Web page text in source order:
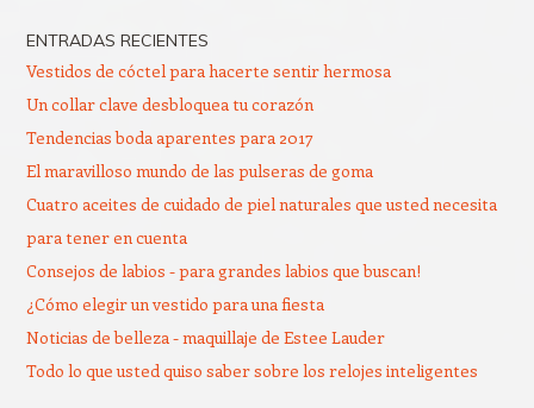
ENTRADAS RECIENTES
Vestidos de cóctel para hacerte sentir hermosa
Un collar clave desbloquea tu corazón
Tendencias boda aparentes para 2017
El maravilloso mundo de las pulseras de goma
Cuatro aceites de cuidado de piel naturales que usted necesita
para tener en cuenta
Consejos de labios - para grandes labios que buscan!
¿Cómo elegir un vestido para una fiesta
Noticias de belleza - maquillaje de Estee Lauder
Todo lo que usted quiso saber sobre los relojes inteligentes